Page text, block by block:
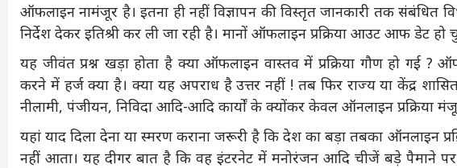
ऑफलाइन नामंजूर है। इतना ही नहीं विज्ञापन की विस्तृत जानकारी तक
निर्देश देकर इतिश्री कर ली जा रही है। मानों ऑफलाइन प्रक्रिया आउट आफ डेट हो
यह जीवंत प्रश्न खड़ा होता है क्या ऑफलाइन वास्तव में प्रक्रिया गौण हो गई ?
करने में हर्ज क्या है। क्या यह अपराध है उत्तर नहीं ! तब फिर राज्य या केंद्र
नीलामी, पंजीयन, निविदा आदि-आदि कार्यों के क्योंकर केवल ऑनलाइन प्रक्रिया
यहां याद दिला देना या स्मरण कराना जरूरी है कि देश का बड़ा तबका ऑनलाइन
नहीं आता। यह दीगर बात है कि वह इंटरनेट में मनोरंजन आदि चीजें बड़े पैमाने